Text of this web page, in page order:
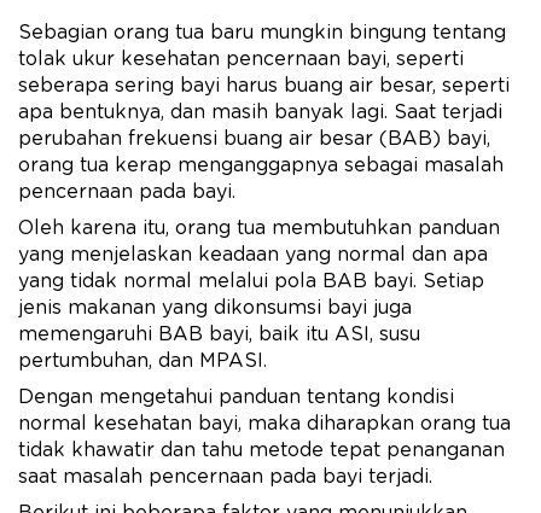
Sebagian orang tua baru mungkin bingung tentang
tolak ukur kesehatan pencernaan bayi, seperti
seberapa sering bayi harus buang air besar, seperti
apa bentuknya, dan masih banyak lagi. Saat terjadi
perubahan frekuensi buang air besar (BAB) bayi,
orang tua kerap menganggapnya sebagai masalah
pencernaan pada bayi.
Oleh karena itu, orang tua membutuhkan panduan
yang menjelaskan keadaan yang normal dan apa
yang tidak normal melalui pola BAB bayi. Setiap
jenis makanan yang dikonsumsi bayi juga
memengaruhi BAB bayi, baik itu ASI, susu
pertumbuhan, dan MPASI.
Dengan mengetahui panduan tentang kondisi
normal kesehatan bayi, maka diharapkan orang tua
tidak khawatir dan tahu metode tepat penanganan
saat masalah pencernaan pada bayi terjadi.